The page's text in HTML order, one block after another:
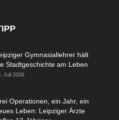
Gymnasiallehrer hält
Stadtgeschichte am Leben
Juli 2026
Operationen, ein Jahr, ein
Leben: Leipziger Ärzte